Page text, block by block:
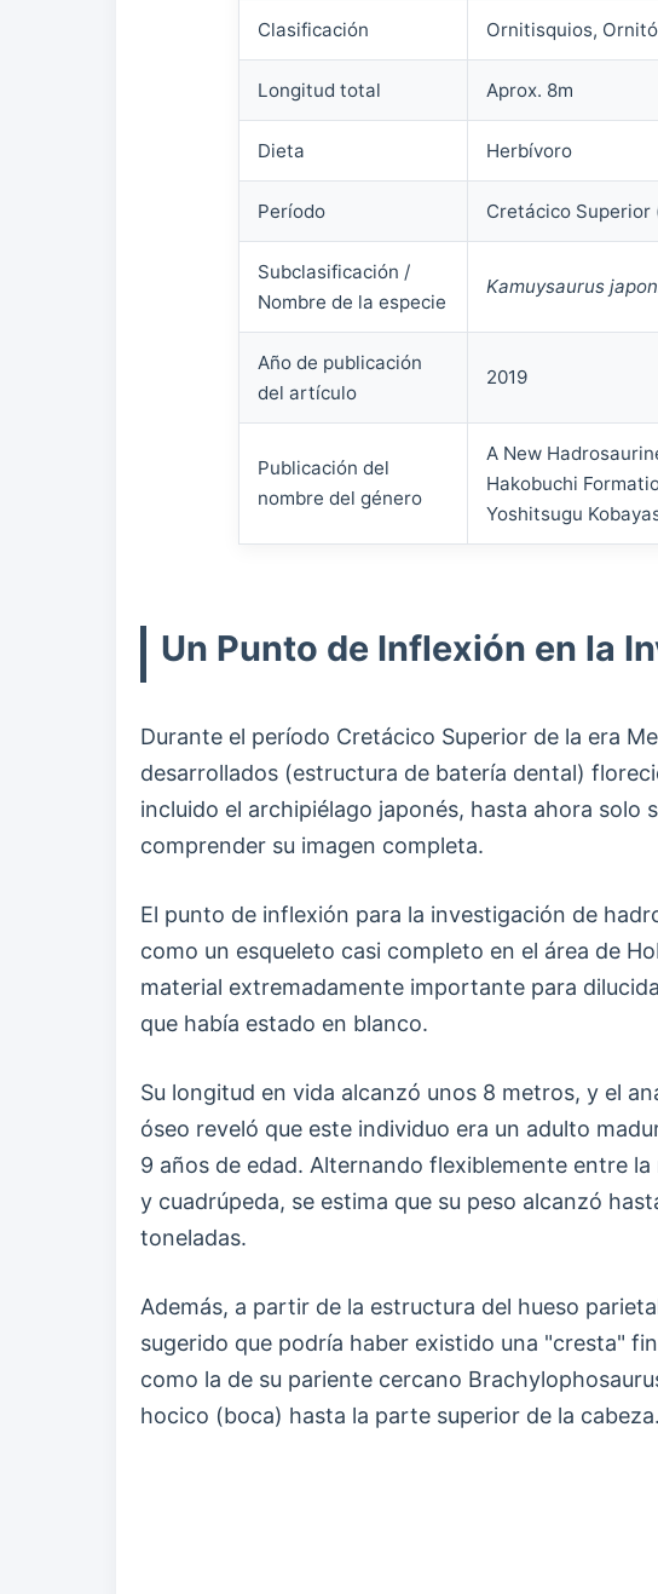
Clasificación Ornitisquios,
Longitud total Aprox. 8m
Dieta Herbívoro
Período Cretácico Superior
Subclasificación /
Nombre de la especie
Kamuysaurus
Año de publicación
del artículo
2019
Publicación del
nombre del género
A New
Hakobuchi
Yoshitsugu
Un Punto de Inflexión en la
Durante el período Cretácico Superior de la era
desarrollados (estructura de batería dental)
incluido el archipiélago japonés, hasta ahora
comprender su imagen completa.
El punto de inflexión para la investigación de
como un esqueleto casi completo en el área de
material extremadamente importante para
que había estado en blanco.
Su longitud en vida alcanzó unos 8 metros, y el
óseo reveló que este individuo era un adulto
9 años de edad. Alternando flexiblemente entre la
y cuadrúpeda, se estima que su peso alcanzó
toneladas.
Además, a partir de la estructura del hueso
sugerido que podría haber existido una "cresta"
como la de su pariente cercano
hocico (boca) hasta la parte superior de la cabeza.